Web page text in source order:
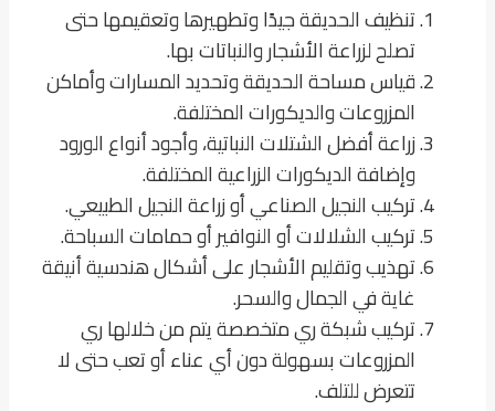
تنظيف الحديقة جيدًا وتطهيرها وتعقيمها حتى
تصلح لزراعة الأشجار والنباتات بها.
قياس مساحة الحديقة وتحديد المسارات وأماكن
المزروعات والديكورات المختلفة.
زراعة أفضل الشتلات النباتية، وأجود أنواع الورود
وإضافة الديكورات الزراعية المختلفة.
تركيب النجيل الصناعي أو زراعة النجيل الطبيعي.
تركيب الشلالات أو النوافير أو حمامات السباحة.
تهذيب وتقليم الأشجار على أشكال هندسية أنيقة
غاية في الجمال والسحر.
تركيب شبكة ري متخصصة يتم من خلالها ري
المزروعات بسهولة دون أي عناء أو تعب حتى لا
تتعرض للتلف.